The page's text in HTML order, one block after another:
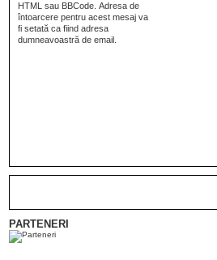
HTML sau BBCode. Adresa de
întoarcere pentru acest mesaj va
fi setată ca fiind adresa
dumneavoastră de email.
PARTENERI